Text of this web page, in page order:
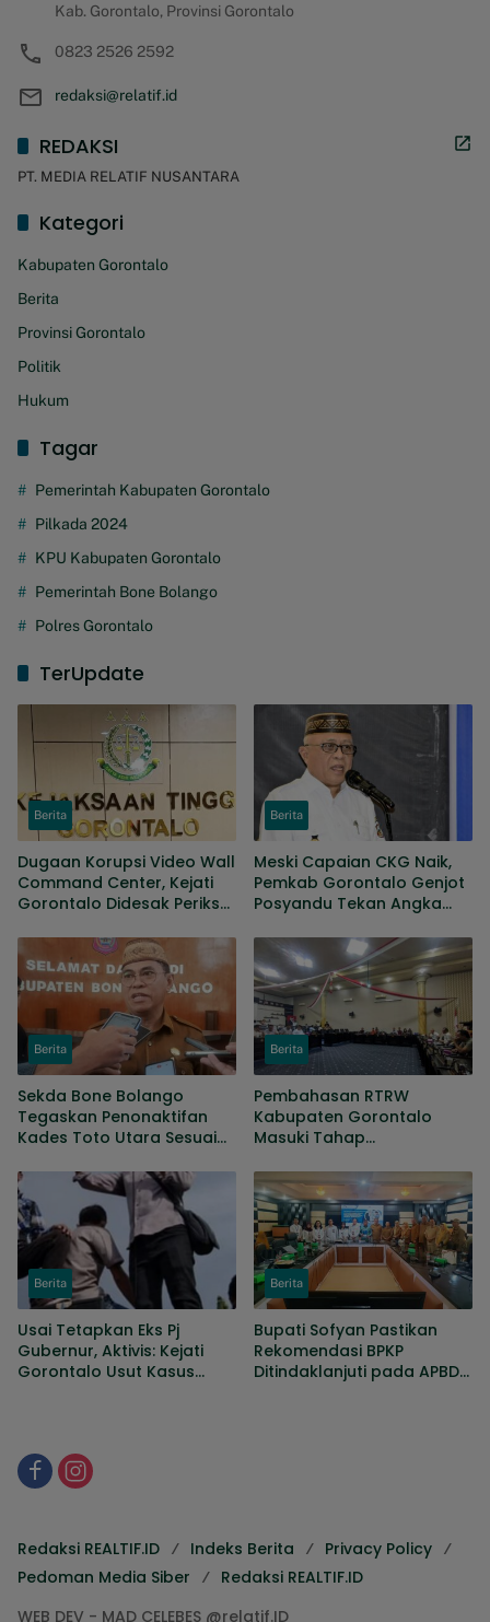
Kab. Gorontalo, Provinsi Gorontalo
0823 2526 2592
redaksi@relatif.id
REDAKSI
PT. MEDIA RELATIF NUSANTARA
Kategori
Kabupaten Gorontalo
Berita
Provinsi Gorontalo
Politik
Hukum
Tagar
Pemerintah Kabupaten Gorontalo
Pilkada 2024
KPU Kabupaten Gorontalo
Pemerintah Bone Bolango
Polres Gorontalo
TerUpdate
Berita
Dugaan Korupsi Video Wall
Command Center, Kejati
Gorontalo Didesak Periksa
2019-2024
Berita
Meski Capaian CKG Naik,
Pemkab Gorontalo Genjot
Posyandu Tekan Angka
Berita
Sekda Bone Bolango
Tegaskan Penonaktifan
Kades Toto Utara Sesuai
Keputusan Tepat
Berita
Pembahasan RTRW
Kabupaten Gorontalo
Masuki Tahap
Persoalan Masih Dibahas
Berita
Usai Tetapkan Eks Pj
Gubernur, Aktivis: Kejati
Gorontalo Usut Kasus
Berita
Bupati Sofyan Pastikan
Rekomendasi BPKP
Ditindaklanjuti pada APBD
Redaksi REALTIF.ID Indeks Berita
Privacy Policy
Pedoman Media Siber
Redaksi REALTIF.ID
WEB DEV - MAD CELEBES @relatif.ID